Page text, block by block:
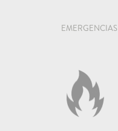
EMERGENCIAS